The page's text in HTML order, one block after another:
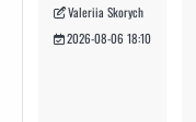
Valeriia Skorych
2026-08-06 18:10